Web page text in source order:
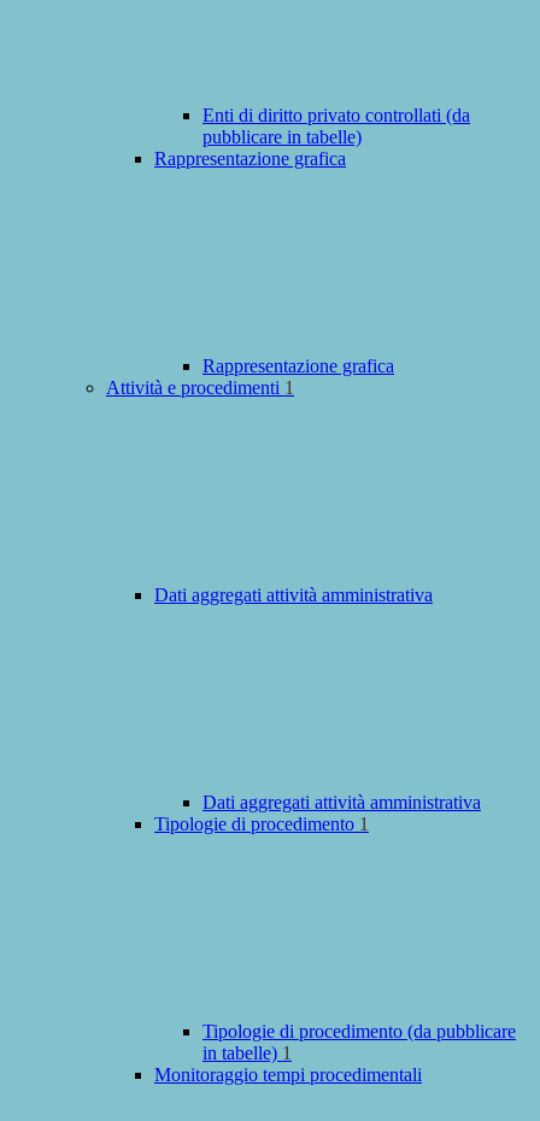
Enti di diritto privato controllati (da
pubblicare in tabelle)
Rappresentazione grafica
Rappresentazione grafica
Attività e procedimenti 1
Dati aggregati attività amministrativa
Dati aggregati attività amministrativa
Tipologie di procedimento 1
Tipologie di procedimento (da pubblicare
in tabelle) 1
Monitoraggio tempi procedimentali